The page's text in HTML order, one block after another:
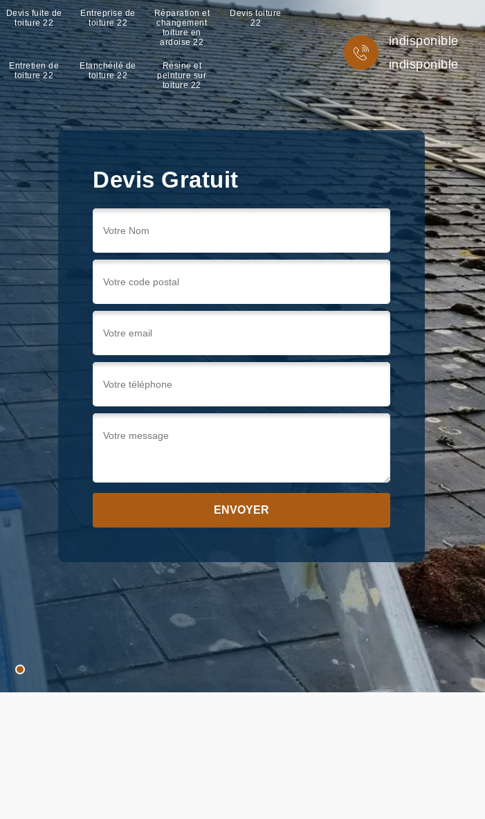
Devis fuite de
toiture 22
Entreprise de
toiture 22
Réparation et
changement
toiture en
ardoise 22
Devis toiture
22
Entretien de
toiture 22
Etanchéité de
toiture 22
Résine et
peinture sur
toiture 22
indisponible
indisponible
Devis Gratuit